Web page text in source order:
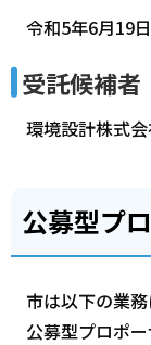
令和5年6月19日
受託候補者
環境設計株式
公募型プ
市は以下の業
公募型プロポー